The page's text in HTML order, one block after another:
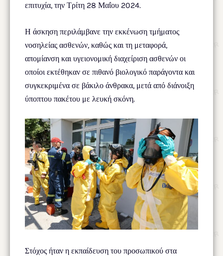
επιτυχία, την Τρίτη 28 Μαΐου 2024.
Η άσκηση περιλάμβανε την εκκένωση τμήματος
νοσηλείας ασθενών, καθώς και τη μεταφορά,
απομίανση και υγειονομική διαχείριση ασθενών οι
οποίοι εκτέθηκαν σε πιθανό βιολογικό παράγοντα και
συγκεκριμένα σε βάκιλο άνθρακα, μετά από διάνοιξη
ύποπτου πακέτου με λευκή σκόνη.
Στόχος ήταν η εκπαίδευση του προσωπικού στα